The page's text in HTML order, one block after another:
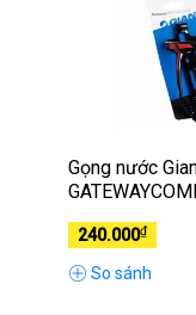
Gọng nước
240.000₫
So sánh